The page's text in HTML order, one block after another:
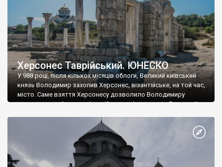
Херсонес Таврійський. ЮНЕСКО
У 988 році, після кількох місяців облоги, Великий київський
князь Володимир захопив Херсонес, візантійське, на той час,
місто. Саме взяття Херсонесу дозволило Володимиру
диктувати свої умови візантійському імператору Василю ІІ, та
Херсонесі Володимир-язичник, став Василем-християнином.
А потім було Хрещення Русі. На честь Херсонесу Таврійського